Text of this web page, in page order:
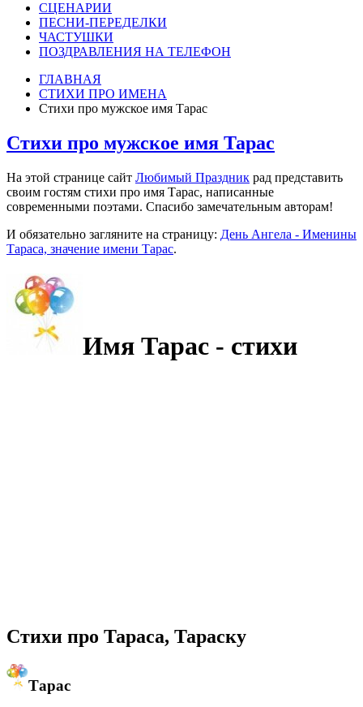
СЦЕНАРИИ
ПЕСНИ-ПЕРЕДЕЛКИ
ЧАСТУШКИ
ПОЗДРАВЛЕНИЯ НА ТЕЛЕФОН
ГЛАВНАЯ
СТИХИ ПРО ИМЕНА
Стихи про мужское имя Тарас
Стихи про мужское имя Тарас
На этой странице сайт Любимый Праздник рад представить
своим гостям стихи про имя Тарас, написанные
современными поэтами. Спасибо замечательным авторам!
И обязательно загляните на страницу: День Ангела - Именины
Тараса, значение имени Тарас.
Имя Тарас - стихи
Стихи про Тараса, Тараску
Тарас